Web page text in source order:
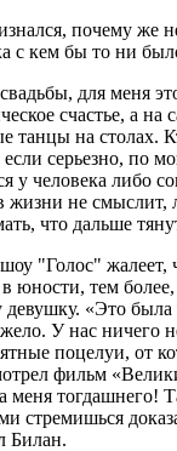
почему же
с кем бы то ни
для меня
счастье, а
танцы на столах.
если серьезно, по
у человека либо
жизни не смыслит,
что дальше
"Голос" жалеет,
юности, тем
«Это была
У нас ничего
поцелуи, от
фильм
меня тогдашнего!
стремишься
Билан.